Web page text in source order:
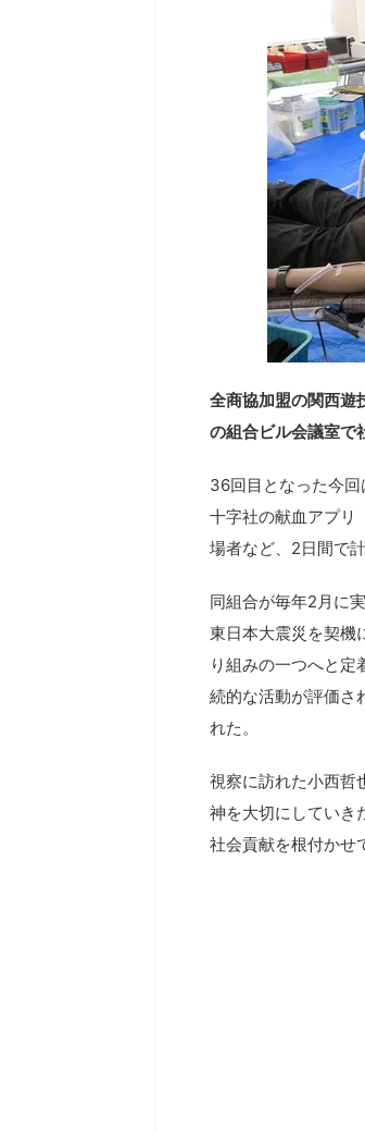
全商協加盟の関西遊
の組合ビル会議室で
36回目となった今
十字社の献血アプリ
場者など、2日間で
同組合が毎年2月に
東日本大震災を契機
り組みの一つへと
続的な活動が評価さ
れた。
視察に訪れた小西哲
神を大切にしていき
社会貢献を根付かせ